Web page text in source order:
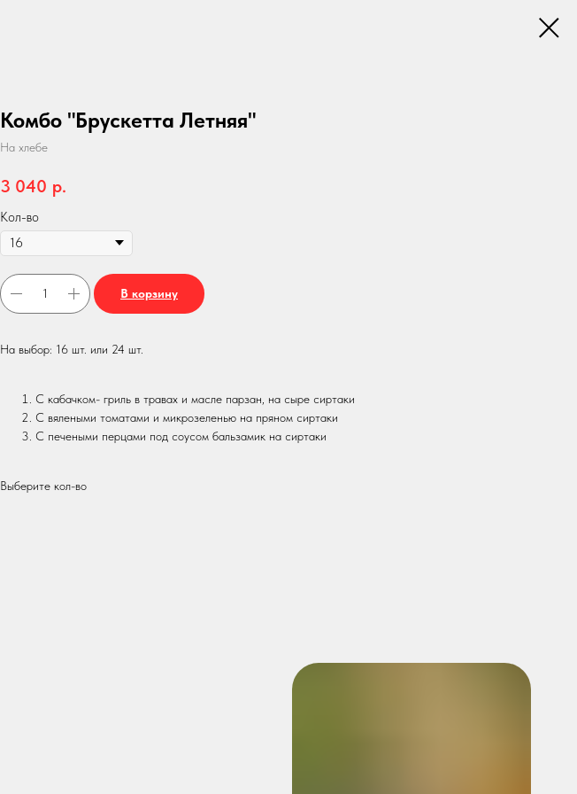
Комбо "Брускетта Летняя"
На хлебе
3 040 р.
Кол-во
В корзину
На выбор: 16 шт. или 24 шт.
С кабачком- гриль в травах и масле парзан, на сыре сиртаки
С вялеными томатами и микрозеленью на пряном сиртаки
С печеными перцами под соусом бальзамик на сиртаки
Выберите кол-во